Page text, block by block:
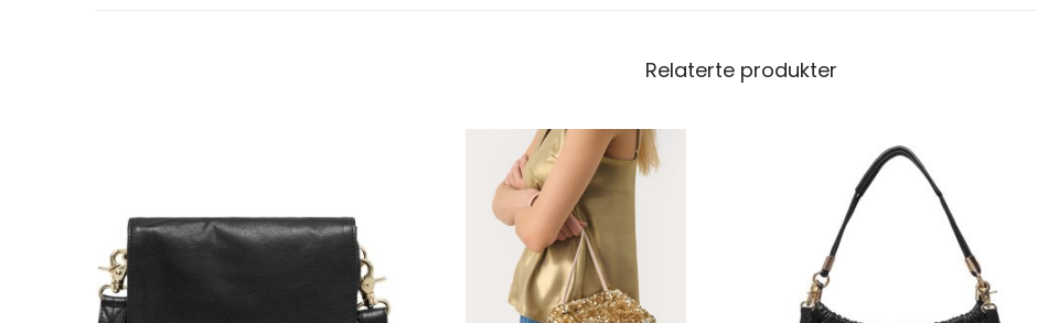
Relaterte produkter